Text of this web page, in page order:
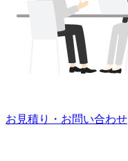
お見積り・お問い合わせ